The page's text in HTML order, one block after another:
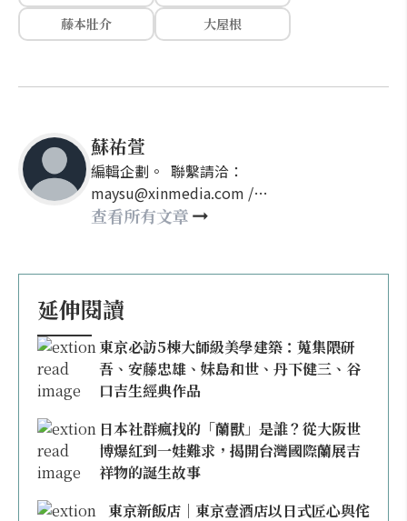
藤本壯介
大屋根
蘇祐萱
編輯企劃。 聯繫請洽：
maysu@xinmedia.com /
may860527@gmail.com
查看所有文章
延伸閱讀
東京必訪5棟大師級美學建築：蒐集隈研
吾、安藤忠雄、妹島和世、丹下健三、谷
口吉生經典作品
日本社群瘋找的「蘭獸」是誰？從大阪世
博爆紅到一娃難求，揭開台灣國際蘭展吉
祥物的誕生故事
東京新飯店｜東京壹酒店以日式匠心與侘